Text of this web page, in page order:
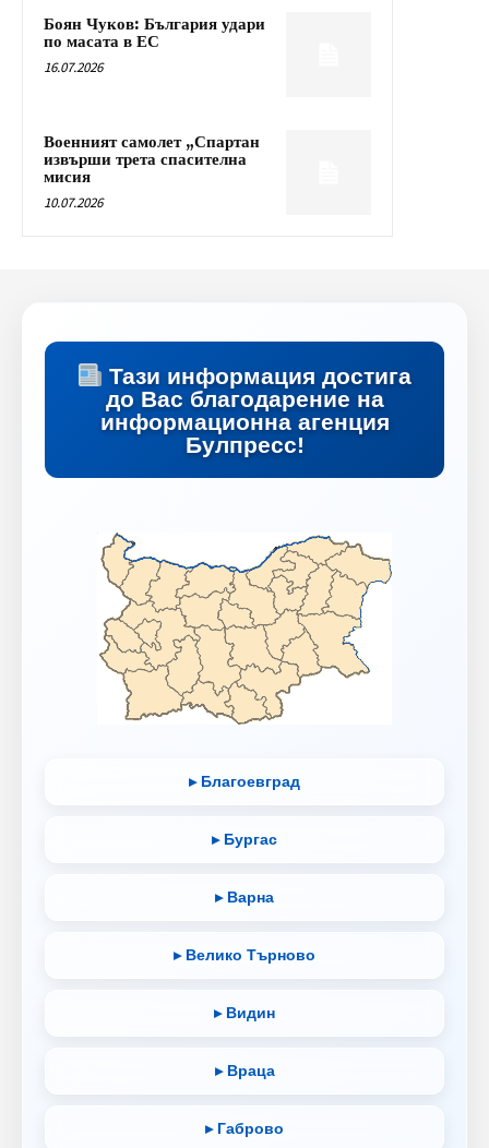
Боян Чуков: България удари
по масата в ЕС
16.07.2026
Военният самолет „Спартан
извърши трета спасителна
мисия
10.07.2026
Тази информация достига
до Вас благодарение на
информационна агенция
Булпресс!
▸ Благоевград
▸ Бургас
▸ Варна
▸ Велико Търново
▸ Видин
▸ Враца
▸ Габрово